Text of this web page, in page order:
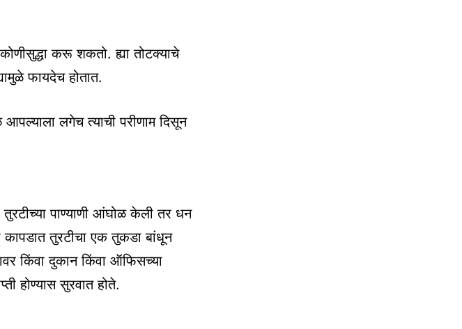
करू शकतो. ह्या तोटक्याचे
फायदेच होतात.
आपल्याला लगेच त्याची परीणाम दिसून
पाण्याणी आंघोळ केली तर धन
कापडात तुरटीचा एक तुकडा बांधून
किंवा दुकान किंवा ऑफिसच्या
होण्यास सुरवात होते.